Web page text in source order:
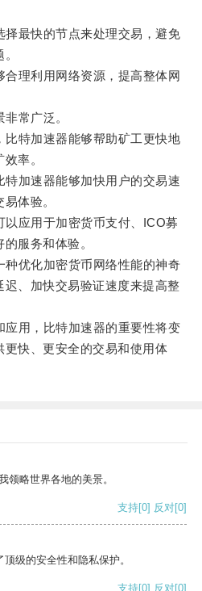
最快的节点来处理交易，避免
理利用网络资源，提高整体网
常广泛。
特加速器能够帮助矿工更快地
率。
加速器能够加快用户的交易速
体验。
应用于加密货币支付、ICO募
服务和体验。
优化加密货币网络性能的神奇
迟、加快交易验证速度来提高整
用，比特加速器的重要性将变
快、更安全的交易和使用体
领略世界各地的美景。
支持[0] 反对[0]
级的安全性和隐私保护。
支持[0] 反对[0]